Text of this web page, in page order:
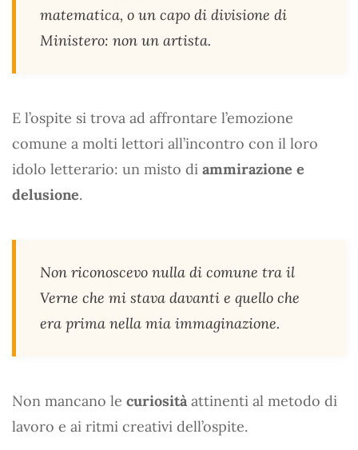
matematica, o un capo di divisione di
Ministero: non un artista.
E l’ospite si trova ad affrontare l’emozione
comune a molti lettori all’incontro con il loro
idolo letterario: un misto di ammirazione e
delusione.
Non riconoscevo nulla di comune tra il
Verne che mi stava davanti e quello che
era prima nella mia immaginazione.
Non mancano le curiosità attinenti al metodo di
lavoro e ai ritmi creativi dell’ospite.